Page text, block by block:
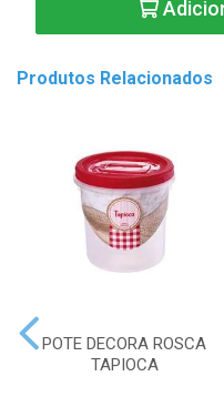
Produtos Relacionados
POTE DECORA ROSCA
TAPIOCA